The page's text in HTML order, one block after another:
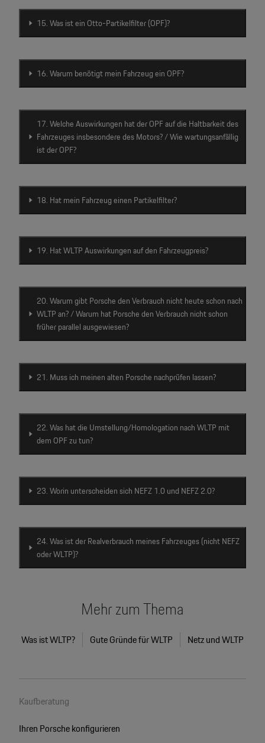
15. Was ist ein Otto-Partikelfilter (OPF)?
16. Warum benötigt mein Fahrzeug ein OPF?
17. Welche Auswirkungen hat der OPF auf die Haltbarkeit des
Fahrzeuges insbesondere des Motors? / Wie wartungsanfällig
ist der OPF?
18. Hat mein Fahrzeug einen Partikelfilter?
19. Hat WLTP Auswirkungen auf den Fahrzeugpreis?
20. Warum gibt Porsche den Verbrauch nicht heute schon nach
WLTP an? / Warum hat Porsche den Verbrauch nicht schon
früher parallel ausgewiesen?
21. Muss ich meinen alten Porsche nachprüfen lassen?
22. Was hat die Umstellung/Homologation nach WLTP mit
dem OPF zu tun?
23. Worin unterscheiden sich NEFZ 1.0 und NEFZ 2.0?
24. Was ist der Realverbrauch meines Fahrzeuges (nicht NEFZ
oder WLTP)?
Mehr zum Thema
Was ist WLTP? Gute Gründe für WLTP Netz und WLTP
Kaufberatung
Ihren Porsche konfigurieren